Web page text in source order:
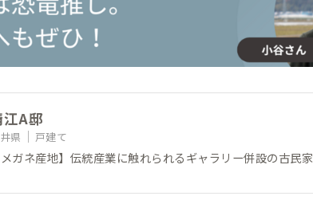
江A邸
県 戸建て
メガネ産地】伝統産業に触れられるギャラリー併設の古民家